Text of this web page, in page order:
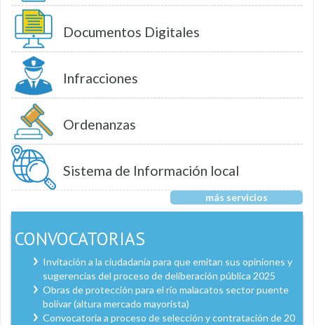
Documentos Digitales
Infracciones
Ordenanzas
Sistema de Información local
más servicios
CONVOCATORIAS
Invitación a la ciudadanía para que emitan sus opiniones y
sugerencias del proceso de deliberación pública 2025
Obras de protección para el río malacatos sector puente
bolívar (altura mercado mayorista)
Convocatoria a proceso de selección y contratación de 20